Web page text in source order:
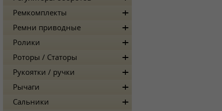
Ремкомплекты
Ремни приводные
Ролики
Роторы / Статоры
Рукоятки / ручки
Рычаги
Сальники